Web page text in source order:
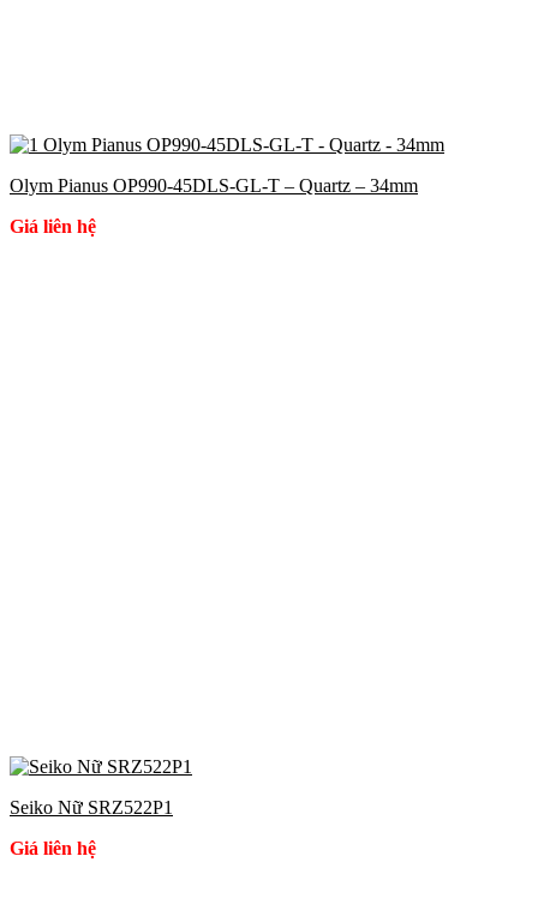
Olym Pianus OP990-45DLS-GL-T – Quartz – 34mm
Giá liên hệ
Seiko Nữ SRZ522P1
Giá liên hệ